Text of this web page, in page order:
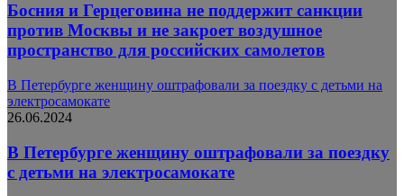
Босния и Герцеговина не поддержит санкции
против Москвы и не закроет воздушное
пространство для российских самолетов
В Петербурге женщину оштрафовали за поездку с детьми на
электросамокате
26.06.2024
В Петербурге женщину оштрафовали за поездку
с детьми на электросамокате